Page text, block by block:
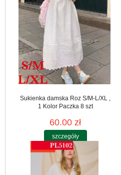
Sukienka damska Roz S/M-L/XL ,
1 Kolor Paczka 8 szt
60.00 zł
szczegóły